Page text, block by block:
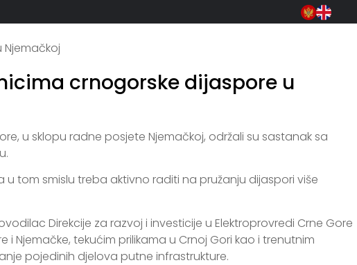
crnogorske dijaspore u
u sklopu radne posjete Njemačkoj, održali su sastanak sa
tom smislu treba aktivno raditi na pružanju dijaspori više
Direkcije za razvoj i investicije u Elektroprovredi Crne Gore
Njemačke, tekućim prilikama u Crnoj Gori kao i trenutnim
pojedinih djelova putne infrastrukture.